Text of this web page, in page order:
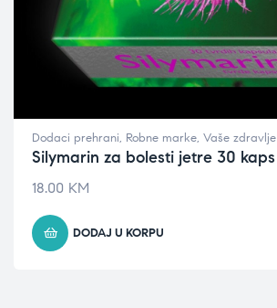
Dodaci prehrani, Robne marke, Vaše zdravlje
Silymarin za bolesti jetre 30 kaps
18.00 KM
DODAJ U KORPU